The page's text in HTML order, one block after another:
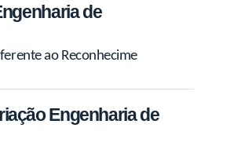
de
ao Reconhecime
Engenharia de